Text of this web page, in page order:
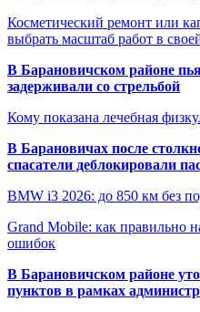
Косметический ремонт или
выбрать масштаб работ в
В Барановичском районе
задерживали со стрельбой
Кому показана лечебная
В Барановичах после
спасатели деблокировали
BMW i3 2026: до 850 км без
Grand Mobile: как правильно
ошибок
В Барановичском районе
пунктов в рамках